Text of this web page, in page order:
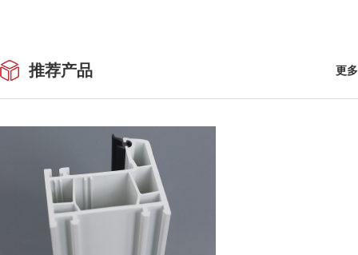
推荐产品 更多